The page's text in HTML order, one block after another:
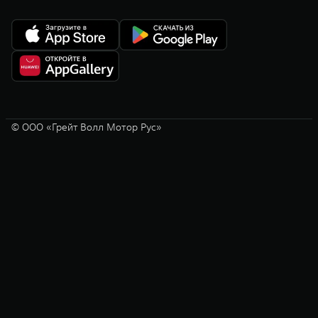
© ООО «Грейт Волл Мотор Рус»